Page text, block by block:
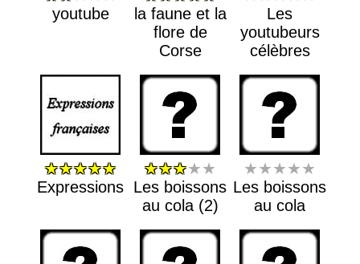
youtube
la faune et la
flore de
Corse
Les
youtubeurs
célèbres
★★★★★
Expressions
★★★★★
Les boissons
au cola (2)
★★★★★
Les boissons
au cola